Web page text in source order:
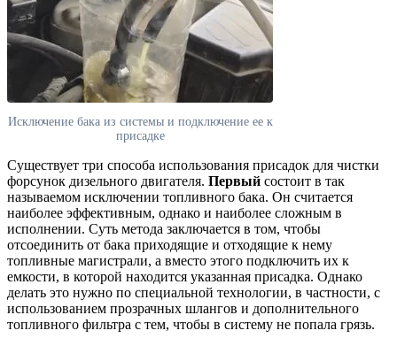
Исключение бака из системы и подключение ее к
присадке
Существует три способа использования присадок для чистки
форсунок дизельного двигателя. Первый состоит в так
называемом исключении топливного бака. Он считается
наиболее эффективным, однако и наиболее сложным в
исполнении. Суть метода заключается в том, чтобы
отсоединить от бака приходящие и отходящие к нему
топливные магистрали, а вместо этого подключить их к
емкости, в которой находится указанная присадка. Однако
делать это нужно по специальной технологии, в частности, с
использованием прозрачных шлангов и дополнительного
топливного фильтра с тем, чтобы в систему не попала грязь.